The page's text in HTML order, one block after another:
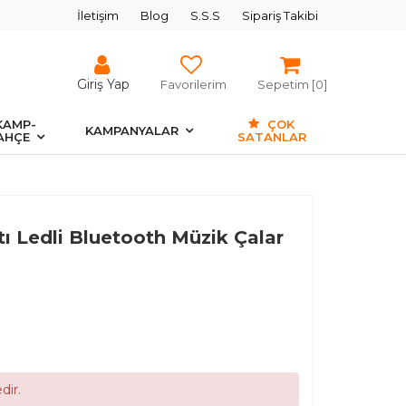
İletişim Blog S.S.S Sipariş Takibi
Giriş Yap Favorilerim Sepetim [0]
KAMPANYALAR
ÇOK
SATANLAR
Ledli Bluetooth Müzik Çalar